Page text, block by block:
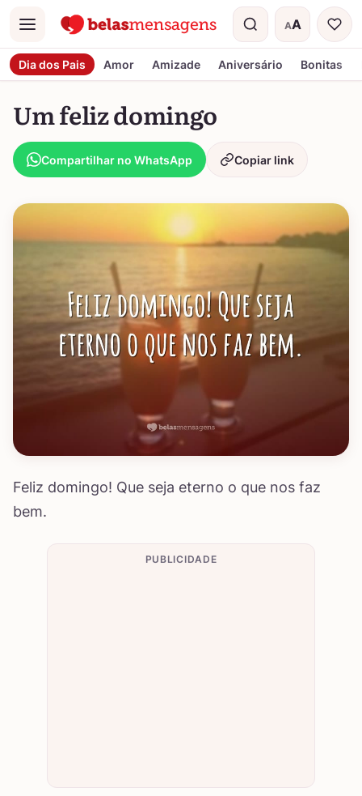
Menu AA
Tamanho do
Dia dos Pais Amor Amizade Aniversário Bonitas
Um feliz domingo
Compartilhar no WhatsApp Copiar link
Feliz domingo! Que seja eterno o que nos faz
bem.
PUBLICIDADE